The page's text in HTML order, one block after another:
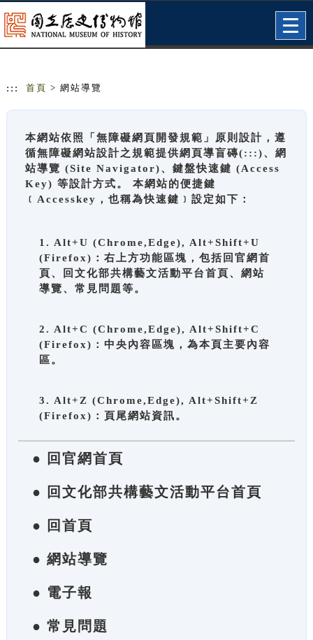
::: 首頁 > 網站導覽
本網站依照「無障礙網頁開發規範」原則設計，遵
循無障礙網站設計之規範提供網頁導盲磚(:::)、網
站導覽 (Site Navigator)、鍵盤快速鍵 (Access
Key) 等設計方式。 本網站的便捷鍵
﹝Accesskey，也稱為快速鍵﹞設定如下：
1. Alt+U (Chrome,Edge), Alt+Shift+U
(Firefox)：右上方功能區塊，包括回官網首
頁、回文化部共構藝文活動平台首頁、網站
導覽、常見問題等。
2. Alt+C (Chrome,Edge), Alt+Shift+C
(Firefox)：中央內容區塊，為本頁主要內容
區。
3. Alt+Z (Chrome,Edge), Alt+Shift+Z
(Firefox)：頁尾網站資訊。
● 回官網首頁
● 回文化部共構藝文活動平台首頁
● 回首頁
● 網站導覽
● 電子報
● 常見問題